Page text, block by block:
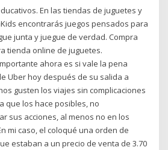
En las tiendas de juguetes y
encontrarás juegos pensados para
junta y juegue de verdad. Compra
tienda online de juguetes.
ahora es si vale la pena
Uber hoy después de su salida a
gusten los viajes sin complicaciones
que los hace posibles, no
sus acciones, al menos no en los
mi caso, el coloqué una orden de
estaban a un precio de venta de 3.70